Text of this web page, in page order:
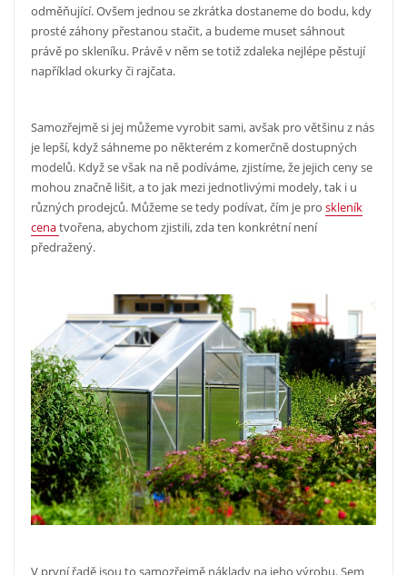
odměňující. Ovšem jednou se zkrátka dostaneme do bodu, kdy
prosté záhony přestanou stačit, a budeme muset sáhnout
právě po skleníku. Právě v něm se totiž zdaleka nejlépe pěstují
například okurky či rajčata.
Samozřejmě si jej můžeme vyrobit sami, avšak pro většinu z nás
je lepší, když sáhneme po některém z komerčně dostupných
modelů. Když se však na ně podíváme, zjistíme, že jejich ceny se
mohou značně lišit, a to jak mezi jednotlivými modely, tak i u
různých prodejců. Můžeme se tedy podívat, čím je pro skleník
cenatvořena, abychom zjistili, zda ten konkrétní není
předražený.
V první řadě jsou to samozřejmě náklady na jeho výrobu. Sem